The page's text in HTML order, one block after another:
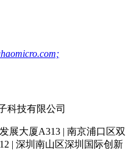
科技有限公司
展大厦A313 | 南京浦口区双
| 深圳南山区深圳国际创新